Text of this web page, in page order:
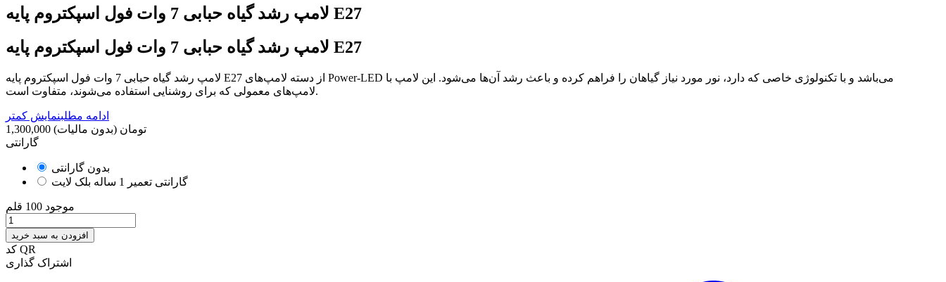
لامپ رشد گیاه حبابی 7 وات فول اسپکتروم پایه E27
لامپ رشد گیاه حبابی 7 وات فول اسپکتروم پایه E27
لامپ رشد گیاه حبابی 7 وات فول اسپکتروم پایه E27 از دسته لامپ‌های Power-LED می‌باشد و با تکنولوژی خاصی که دارد، نور مورد نیاز گیاهان را فراهم کرده و باعث رشد آن‌ها می‌شود. این لامپ با
لامپ‌های معمولی که برای روشنایی استفاده می‌شوند، متفاوت است.
ادامه مطلبنمایش کمتر
1,300,000 تومان (بدون مالیات)
گارانتی
بدون گارانتی
گارانتی تعمیر 1 ساله بلک لایت
موجود 100 قلم
افزودن به سبد خرید
کد QR
اشتراک گذاری